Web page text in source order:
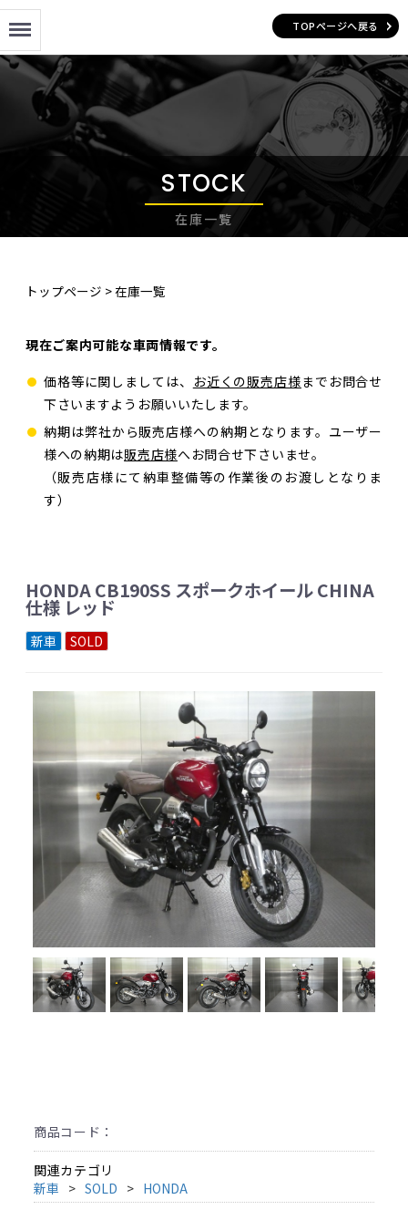
STOCK
在庫一覧
トップページ >在庫一覧
現在ご案内可能な車両情報です。
価格等に関しましては、
お近くの販売店様までお問合せ
下さいますようお願いいたします。
納期は弊社から販売店様への納期となります。ユーザー
様への納期は販売店様へお問合せ下さいませ。
（販売店様にて納車整備等の作業後のお渡しとなりま
す）
HONDA CB190SS スポークホイール CHINA
仕様 レッド
新車 SOLD
商品コード：
関連カテゴリ
新車
SOLD HONDA
TOPページへ戻る